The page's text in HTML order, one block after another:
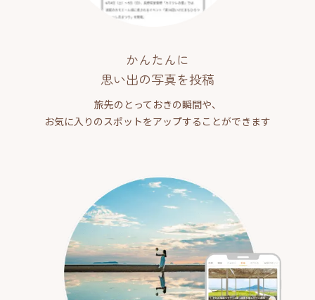
かんたんに
思い出の写真を投稿
旅先のとっておきの瞬間や、
お気に入りのスポットをアップすることができます